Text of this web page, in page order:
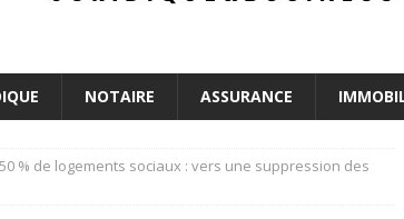
NOTAIRE ASSURANCE
% de logements sociaux : vers une suppression des